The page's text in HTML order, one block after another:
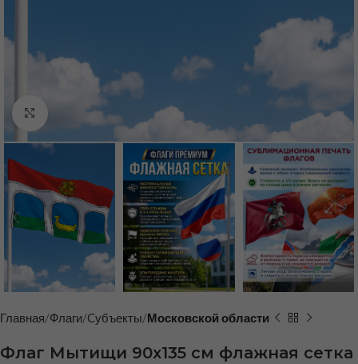
Нажмите, чтобы увеличить
Главная Флаги Cубъекты Московской области
Флаг Мытищи 90х135 см флажная сетка